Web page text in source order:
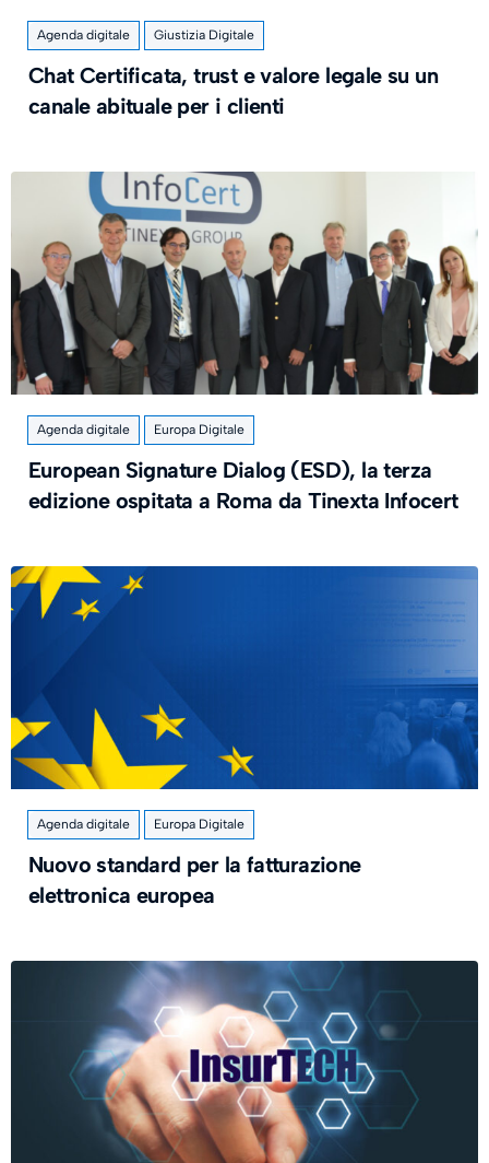
Agenda digitale Giustizia Digitale
Chat Certificata, trust e valore legale su un
canale abituale per i clienti
Agenda digitale Europa Digitale
European Signature Dialog (ESD), la terza
edizione ospitata a Roma da Tinexta Infocert
Agenda digitale Europa Digitale
Nuovo standard per la fatturazione
elettronica europea